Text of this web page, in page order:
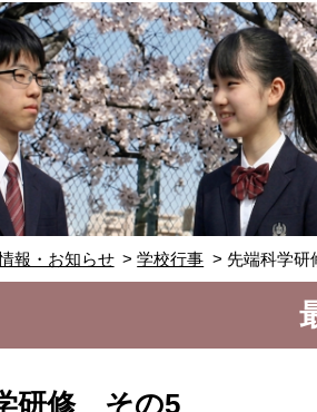
報・お知らせ 学校行事 先端科学
研修 その5